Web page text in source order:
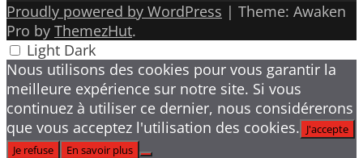
Proudly powered by WordPress | Theme: Awaken
Pro by ThemezHut.
Light Dark
Nous utilisons des cookies pour vous garantir la
meilleure expérience sur notre site. Si vous
continuez à utiliser ce dernier, nous considérerons
que vous acceptez l'utilisation des cookies. J'accepte
Je refuse
En savoir plus